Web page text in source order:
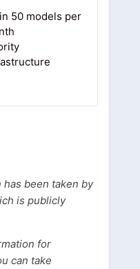
50 models per
been taken by
is publicly
for
can take